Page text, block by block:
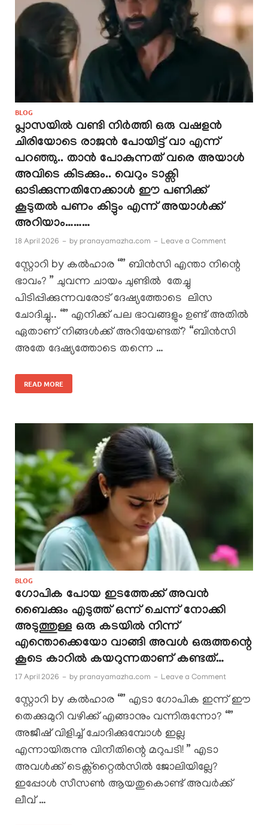
BLOG
പ്ലാസയിൽ വണ്ടി നിർത്തി ഒരു വഷളൻ
ചിരിയോടെ രാജൻ പോയിട്ട് വാ എന്ന്
പറഞ്ഞു.. താൻ പോകുന്നത് വരെ അയാൾ
അവിടെ കിടക്കും.. വെറും ടാക്സി
ഓടിക്കുന്നതിനേക്കാൾ ഈ പണിക്ക്
കൂടുതൽ പണം കിട്ടും എന്ന് അയാൾക്ക്
അറിയാം………
18 April 2026 - by pranayamazha.com - Leave a Comment
സ്റ്റോറി by കൽഹാര “” ബിൻസി എന്താ നിന്റെ
ഭാവം? ” ചുവന്ന ചായം ചുണ്ടിൽ തേച്ചു
പിടിപ്പിക്കുന്നവരോട് ദേഷ്യത്തോടെ ലിസ
ചോദിച്ചു.. “” എനിക്ക് പല ഭാവങ്ങളും ഉണ്ട് അതിൽ
ഏതാണ് നിങ്ങൾക്ക് അറിയേണ്ടത്? “ബിൻസി
അതേ ദേഷ്യത്തോടെ തന്നെ …
READ MORE
BLOG
ഗോപിക പോയ ഇടത്തേക്ക് അവൻ
ബൈക്കും എടുത്ത് ഒന്ന് ചെന്ന് നോക്കി
അടുത്തുള്ള ഒരു കടയിൽ നിന്ന്
എന്തൊക്കെയോ വാങ്ങി അവൾ ഒരുത്തന്റെ
കൂടെ കാറിൽ കയറുന്നതാണ് കണ്ടത്…
17 April 2026 - by pranayamazha.com - Leave a Comment
സ്റ്റോറി by കൽഹാര “” എടാ ഗോപിക ഇന്ന് ഈ
തെക്കുമുറി വഴിക്ക് എങ്ങാനും വന്നിരുന്നോ? “”
അജീഷ് വിളിച്ച് ചോദിക്കുമ്പോൾ ഇല്ല
എന്നായിരുന്നു വിനീതിന്റെ മറുപടി! ” എടാ
അവൾക്ക് ടെക്സ്റ്റൈൽസിൽ ജോലിയില്ലേ?
ഇപ്പോൾ സീസൺ ആയതുകൊണ്ട് അവർക്ക്
ലീവ് …